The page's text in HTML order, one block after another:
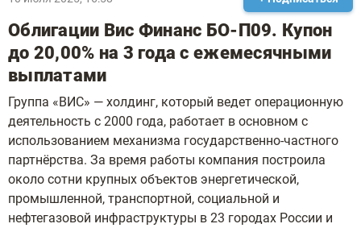
Облигации Вис Финанс БО-П09. Купон
до 20,00% на 3 года с ежемесячными
выплатами
Группа «ВИС» — холдинг, который ведет операционную
деятельность с 2000 года, работает в основном с
использованием механизма государственно-частного
партнёрства. За время работы компания построила
около сотни крупных объектов энергетической,
промышленной, транспортной, социальной и
нефтегазовой инфраструктуры в 23 городах России и